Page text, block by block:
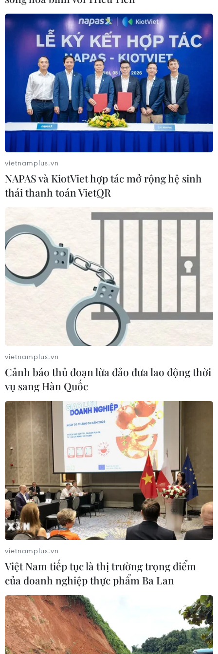
vietnamplus.vn
NAPAS và KiotViet hợp tác mở rộng hệ sinh
thái thanh toán VietQR
vietnamplus.vn
Cảnh báo thủ đoạn lừa đảo đưa lao động thời
vụ sang Hàn Quốc
vietnamplus.vn
Việt Nam tiếp tục là thị trường trọng điểm
của doanh nghiệp thực phẩm Ba Lan